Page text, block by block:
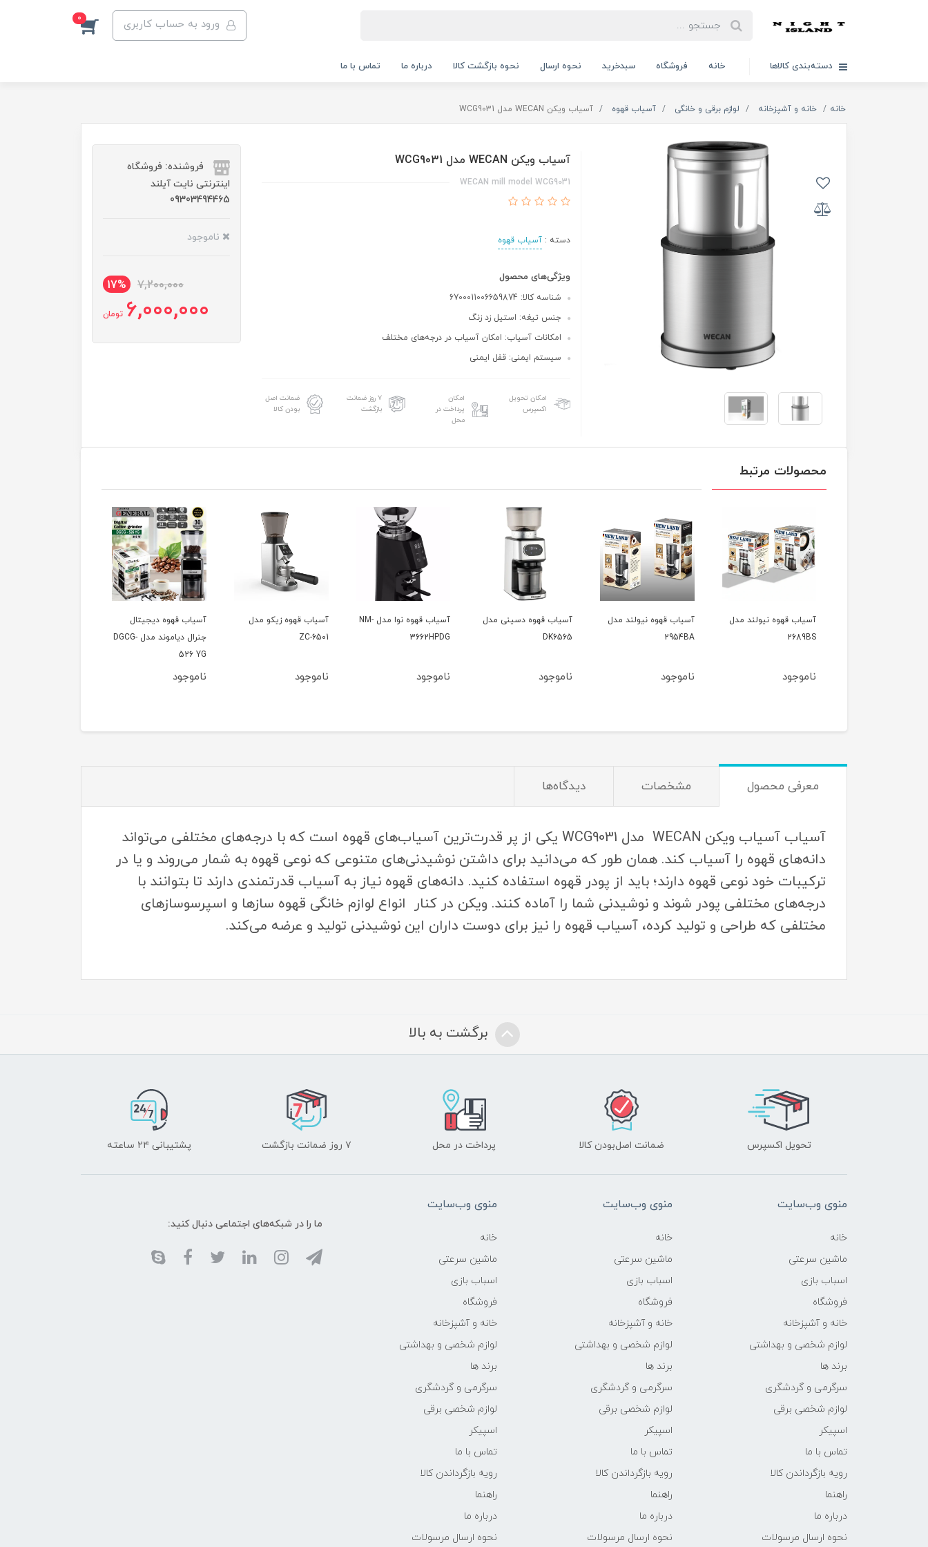
ورود به حساب کاربری 0
دسته‌بندی کالاها خانه فروشگاه سبدخرید نحوه ارسال نحوه بازگشت کالا درباره ما تماس با ما
خانه خانه و آشپزخانه لوازم برقی و خانگی آسیاب قهوه آسیاب ویکن WECAN مدل WCG9031
آسیاب ویکن WECAN مدل WCG9031
WECAN mill model WCG9031
دسته :آسیاب قهوه
ویژگی‌های محصول
شناسه کالا: 6700011006659874
جنس تیغه: استیل زد زنگ
امکانات آسیاب: امکان آسیاب در درجه‌های مختلف
سیستم ایمنی: قفل ایمنی
امکان تحویل
اکسپرس
امکان
پرداخت در
محل
۷ روز ضمانت
بازگشت
ضمانت اصل
بودن کالا
فروشنده: فروشگاه
اینترنتی نایت آیلند
09303494465
ناموجود
7,200,000
17%
6,000,000 تومان
محصولات مرتبط
آسیاب قهوه نیولند مدل
2689BS
ناموجود
آسیاب قهوه نیولند مدل
2954BA
ناموجود
آسیاب قهوه دسینی مدل
DK6565
ناموجود
آسیاب قهوه نوا مدل NM-
3662HPDG
ناموجود
آسیاب قهوه زیکو مدل
ZC-6501
ناموجود
آسیاب قهوه دیجیتال
جنرال دیاموند مدل DGCG-
526 YG
ناموجود
معرفی محصول مشخصات دیدگاه‌ها
آسیاب آسیاب ویکن WECAN مدل WCG9031 یکی از پر قدرت‌ترین آسیاب‌های قهوه است که با درجه‌های مختلفی می‌تواند
دانه‌های قهوه را آسیاب کند. همان طور که می‌دانید برای داشتن نوشیدنی‌های متنوعی که نوعی قهوه به شمار می‌روند و یا در
ترکیبات خود نوعی قهوه دارند؛ باید از پودر قهوه استفاده کنید. دانه‌های قهوه نیاز به آسیاب قدرتمندی دارند تا بتوانند با
درجه‌های مختلفی پودر شوند و نوشیدنی شما را آماده کنند. ویکن در کنار انواع لوازم خانگی قهوه سازها و اسپرسوسازهای
مختلفی که طراحی و تولید کرده، آسیاب قهوه را نیز برای دوست داران این نوشیدنی تولید و عرضه می‌کند.
برگشت به بالا
تحویل اکسپرس ضمانت اصل‌بودن کالا پرداخت در محل ۷ روز ضمانت بازگشت پشتیبانی ۲۴ ساعته
منوی وب‌سایت
خانه
ماشین سرعتی
اسباب بازی
فروشگاه
خانه و آشپزخانه
لوازم شخصی و بهداشتی
برند ها
سرگرمی و گردشگری
لوازم شخصی برقی
اسپیکر
تماس با ما
رویه بازگرداندن کالا
راهنما
درباره ما
نحوه ارسال مرسولات
منوی وب‌سایت
خانه
ماشین سرعتی
اسباب بازی
فروشگاه
خانه و آشپزخانه
لوازم شخصی و بهداشتی
برند ها
سرگرمی و گردشگری
لوازم شخصی برقی
اسپیکر
تماس با ما
رویه بازگرداندن کالا
راهنما
درباره ما
نحوه ارسال مرسولات
منوی وب‌سایت
خانه
ماشین سرعتی
اسباب بازی
فروشگاه
خانه و آشپزخانه
لوازم شخصی و بهداشتی
برند ها
سرگرمی و گردشگری
لوازم شخصی برقی
اسپیکر
تماس با ما
رویه بازگرداندن کالا
راهنما
درباره ما
نحوه ارسال مرسولات
ما را در شبکه‌های اجتماعی دنبال کنید: